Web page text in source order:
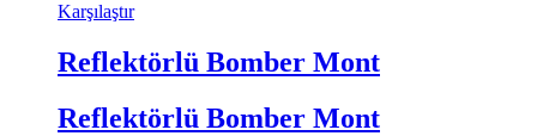
Karşılaştır
Reflektörlü Bomber Mont
Reflektörlü Bomber Mont